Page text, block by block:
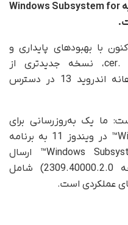
که در حال آزمایش نسخه‌های اولیه Windows Subsystem for
نسخه 2309 اکنون با بهبودهای پایداری و
گرافیک، پشتیبانی از فایل‌های .cer، نسخه جدیدتری از
Chromium و پچ‌های امنیتی ماهانه اندروید 13 در دسترس
ما یک به‌روزرسانی برای
™
در ویندوز 11 به برنامه
™ ارسال
کرده‌ایم. این به‌روزرسانی (نسخه 2309.40000.2.0) شامل
عملکردی است.